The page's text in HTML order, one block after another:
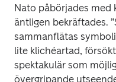
Nato påbörjades med
äntligen bekräftades.
sammanflätas
lite klichéartad,
spektakulär som